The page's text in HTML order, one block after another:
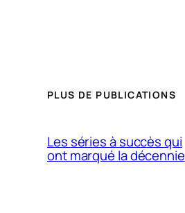
PLUS DE PUBLICATIONS
Les séries à succès qui
ont marqué la décennie